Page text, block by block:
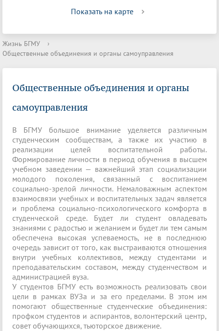
Показать на карте
Жизнь БГМУ
›
Общественные объединения и органы самоуправления
Общественные объединения и органы
самоуправления
В БГМУ большое внимание уделяется различным
студенческим сообществам, а также их участию в
реализации целей воспитательной работы.
Формирование личности в период обучения в высшем
учебном заведении — важнейший этап социализации
молодого поколения, связанный с воспитанием
социально-зрелой личности. Немаловажным аспектом
взаимосвязи учебных и воспитательных задач является
и проблема социально-психологического комфорта в
студенческой среде. Будет ли студент овладевать
знаниями с радостью и желанием и будет ли тем самым
обеспечена высокая успеваемость, не в последнюю
очередь зависит от того, как выстраиваются отношения
внутри учебных коллективов, между студентами и
преподавательским составом, между студенчеством и
администрацией вуза.
У студентов БГМУ есть возможность реализовать свои
цели в рамках ВУЗа и за его пределами. В этом им
помогают общественные студенческие объединения:
профком студентов и аспирантов, волонтерский центр,
совет обучающихся, тьюторское движение.